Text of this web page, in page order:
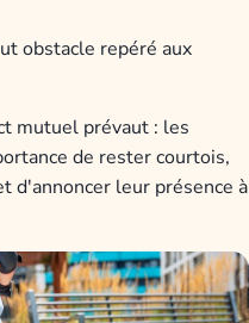
obstacle repéré aux
mutuel prévaut : les
de rester courtois,
d'annoncer leur présence à